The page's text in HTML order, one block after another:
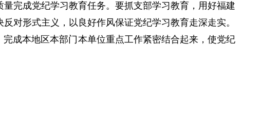
完成党纪学习教育任务。要抓支部学习教育，用好福建
对形式主义，以良好作风保证党纪学习教育走深走实。
成本地区本部门本单位重点工作紧密结合起来，使党纪